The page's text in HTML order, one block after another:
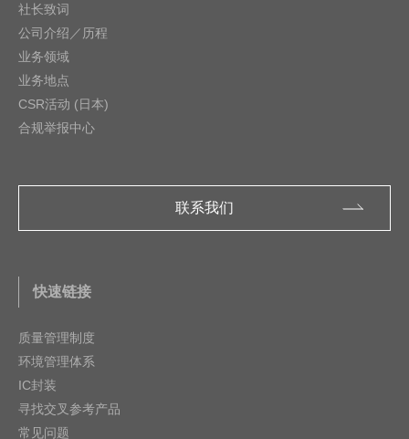
社长致词
公司介绍／历程
业务领域
业务地点
CSR活动 (日本)
合规举报中心
联系我们
快速链接
质量管理制度
环境管理体系
IC封装
寻找交叉参考产品
常见问题